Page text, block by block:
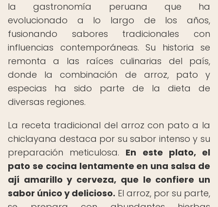
la gastronomía peruana que ha
evolucionado a lo largo de los años,
fusionando sabores tradicionales con
influencias contemporáneas. Su historia se
remonta a las raíces culinarias del país,
donde la combinación de arroz, pato y
especias ha sido parte de la dieta de
diversas regiones.
La receta tradicional del arroz con pato a la
chiclayana destaca por su sabor intenso y su
preparación meticulosa. En este plato, el
pato se cocina lentamente en una salsa de
ají amarillo y cerveza, que le confiere un
sabor único y delicioso. El arroz, por su parte,